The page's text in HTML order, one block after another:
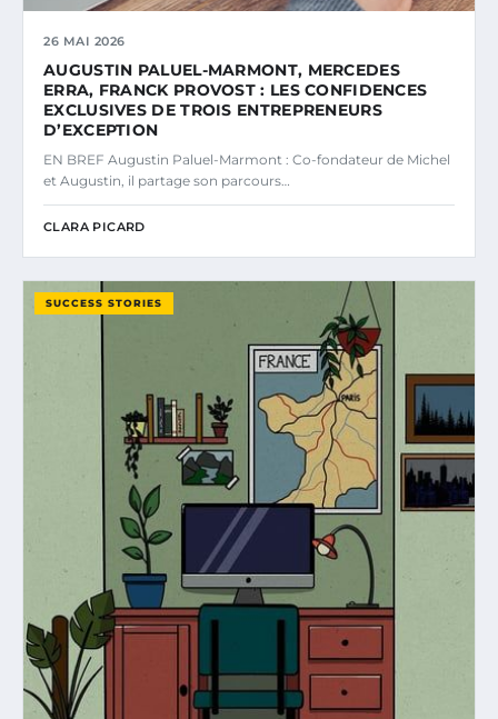
26 MAI 2026
AUGUSTIN PALUEL-MARMONT, MERCEDES
ERRA, FRANCK PROVOST : LES CONFIDENCES
EXCLUSIVES DE TROIS ENTREPRENEURS
D’EXCEPTION
EN BREF Augustin Paluel-Marmont : Co-fondateur de Michel
et Augustin, il partage son parcours…
CLARA PICARD
SUCCESS STORIES